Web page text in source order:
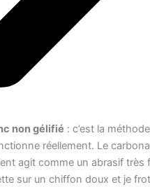
non gélifié : c’est la
réellement. Le
agit comme un abrasif très
sur un chiffon doux et je